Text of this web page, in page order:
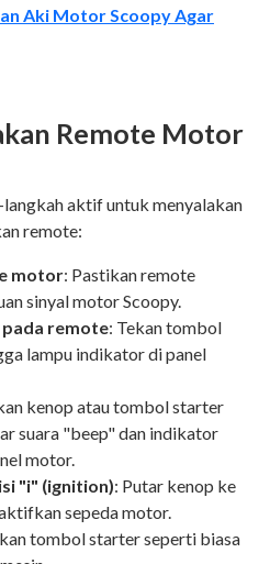
Aki Motor Scoopy Agar
Remote Motor
aktif untuk menyalakan
remote:
motor: Pastikan remote
sinyal motor Scoopy.
remote: Tekan tombol
lampu indikator di panel
kenop atau tombol starter
suara "beep" dan indikator
motor.
"i" (ignition): Putar kenop ke
sepeda motor.
tombol starter seperti biasa